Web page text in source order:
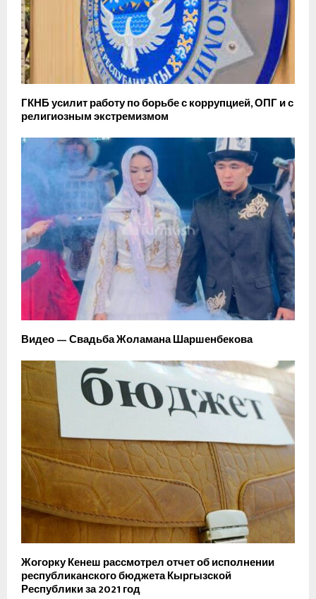
ГКНБ усилит работу по борьбе с коррупцией, ОПГ и с
религиозным экстремизмом
Видео — Свадьба Жоламана Шаршенбекова
Жогорку Кенеш рассмотрел отчет об исполнении
республиканского бюджета Кыргызской
Республики за 2021 год